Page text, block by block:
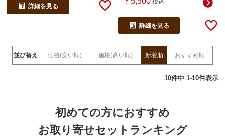
詳細を見る
税込
詳細を見る
並び替え 価格(安い順) 価格(高い順) 新着順 おすすめ順
10件中 1-10件表示
初めての方におすすめ
お取り寄せセットランキング